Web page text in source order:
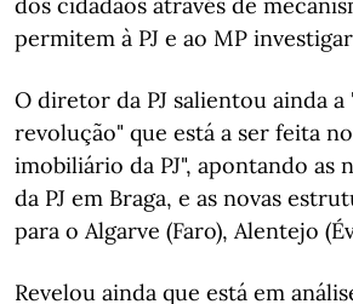
permitem à PJ e ao MP
O diretor da PJ salientou ainda
revolução" que está a ser feita
imobiliário da PJ", apontando as
da PJ em Braga, e as novas
para o Algarve (Faro), Alentejo
Revelou ainda que está em